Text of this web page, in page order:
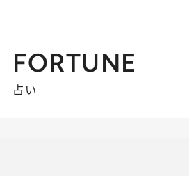
FORTUNE
占い